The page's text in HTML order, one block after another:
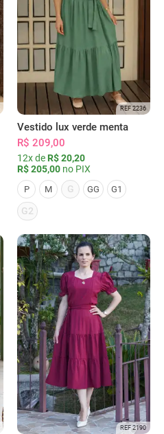
REF 2236
Vestido lux verde menta
R$ 209,00
12x de R$ 20,20
R$ 205,00 no PIX
P M G GG G1
G2
REF 2190